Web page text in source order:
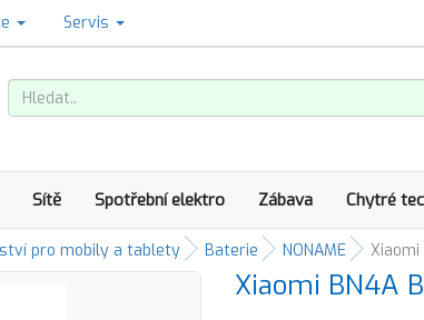
Servis
Sítě Spotřební elektro Zábava Chytré
pro mobily a tablety Baterie NONAME
Xiaomi BN4A